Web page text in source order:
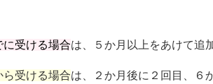
受ける場合は、５か月以上をあけて追
受ける場合は、２か月後に２回目、６